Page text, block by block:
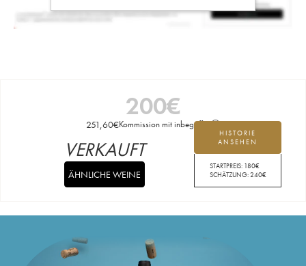
200€
251,60€Kommission mit inbegriffen
HISTORIE
ANSEHEN
STARTPREIS: 180€
SCHÄTZUNG:240€
VERKAUFT
ÄHNLICHE WEINE